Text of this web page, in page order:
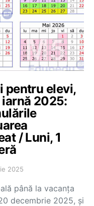
pentru elevi,
2025:
/ Luni, 1
2025
până la vacanța
decembrie 2025, și